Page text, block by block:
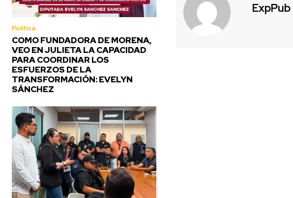
Política
COMO FUNDADORA DE MORENA,
VEO EN JULIETA LA CAPACIDAD
PARA COORDINAR LOS
ESFUERZOS DE LA
TRANSFORMACIÓN: EVELYN
SÁNCHEZ
ExpPub